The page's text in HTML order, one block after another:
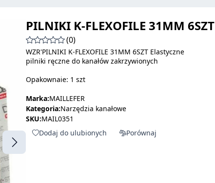
PILNIKI K-FLEXOFILE 31MM 6SZT
(0)
WZR'PILNIKI K-FLEXOFILE 31MM 6SZT Elastyczne
pilniki ręczne do kanałów zakrzywionych
Opakownaie: 1 szt
Marka:MAILLEFER
Kategoria:Narzędzia kanałowe
SKU:MAIL0351
Dodaj do ulubionych
Porównaj